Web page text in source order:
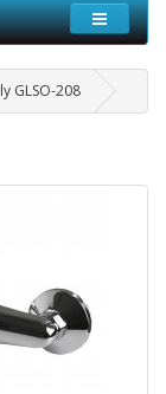
GLSO-208